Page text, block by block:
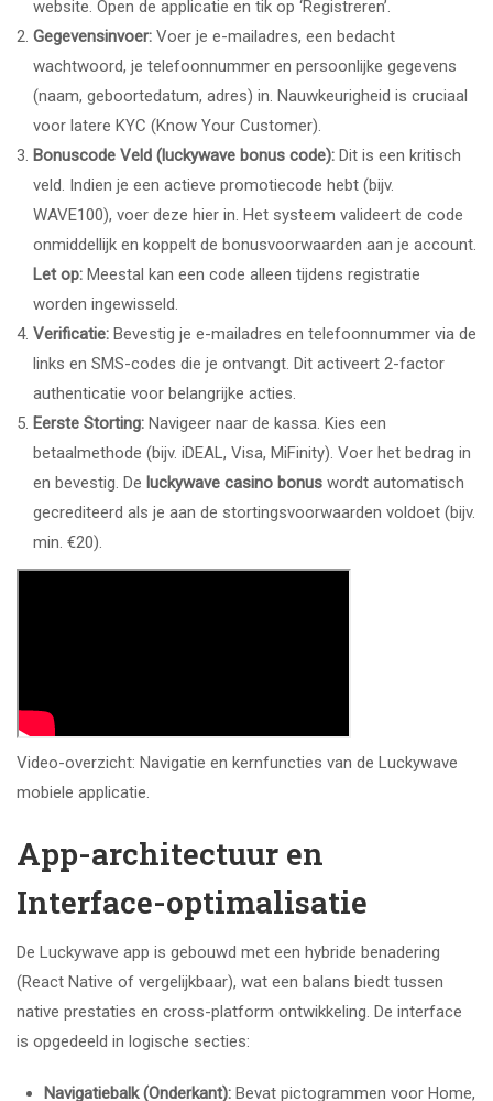
website. Open de applicatie en tik op ‘Registreren’.
Gegevensinvoer: Voer je e-mailadres, een bedacht
wachtwoord, je telefoonnummer en persoonlijke gegevens
(naam, geboortedatum, adres) in. Nauwkeurigheid is cruciaal
voor latere KYC (Know Your Customer).
Bonuscode Veld (luckywave bonus code): Dit is een kritisch
veld. Indien je een actieve promotiecode hebt (bijv.
WAVE100), voer deze hier in. Het systeem valideert de code
onmiddellijk en koppelt de bonusvoorwaarden aan je account.
Let op: Meestal kan een code alleen tijdens registratie
worden ingewisseld.
Verificatie: Bevestig je e-mailadres en telefoonnummer via de
links en SMS-codes die je ontvangt. Dit activeert 2-factor
authenticatie voor belangrijke acties.
Eerste Storting: Navigeer naar de kassa. Kies een
betaalmethode (bijv. iDEAL, Visa, MiFinity). Voer het bedrag in
en bevestig. De luckywave casino bonus wordt automatisch
gecrediteerd als je aan de stortingsvoorwaarden voldoet (bijv.
min. €20).
Video-overzicht: Navigatie en kernfuncties van de Luckywave
mobiele applicatie.
App-architectuur en
Interface-optimalisatie
De Luckywave app is gebouwd met een hybride benadering
(React Native of vergelijkbaar), wat een balans biedt tussen
native prestaties en cross-platform ontwikkeling. De interface
is opgedeeld in logische secties:
Navigatiebalk (Onderkant): Bevat pictogrammen voor Home,